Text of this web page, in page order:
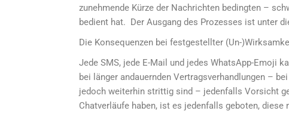
zunehmende Kürze der Nachrichten bedingten –
bedient hat. Der Ausgang des Prozesses ist unter
Die Konsequenzen bei festgestellter (Un-
Jede SMS, jede E-Mail und jedes WhatsApp-Emoji
bei länger andauernden Vertragsverhandlungen –
jedoch weiterhin strittig sind – jedenfalls Vorsicht
Chatverläufe haben, ist es jedenfalls geboten,